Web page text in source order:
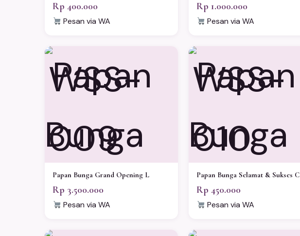
Rp 400.000
Pesan via WA
Rp 1.000.000
Pesan via WA
WSS-
009
Papan Bunga Grand Opening L
Rp 3.500.000
Pesan via WA
WSS-
010
Papan Bunga Selamat & Sukses C
Rp 450.000
Pesan via WA